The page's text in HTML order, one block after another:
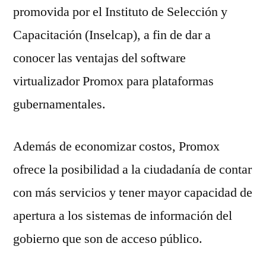
promovida por el Instituto de Selección y
Capacitación (Inselcap), a fin de dar a
conocer las ventajas del software
virtualizador Promox para plataformas
gubernamentales.
Además de economizar costos, Promox
ofrece la posibilidad a la ciudadanía de contar
con más servicios y tener mayor capacidad de
apertura a los sistemas de información del
gobierno que son de acceso público.